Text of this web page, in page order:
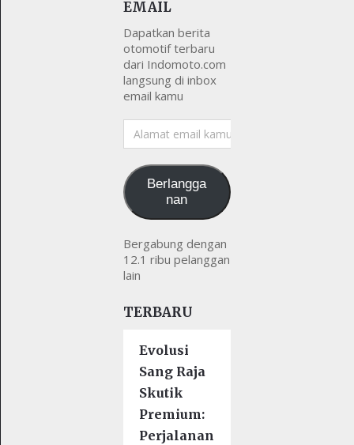
EMAIL
Dapatkan berita
otomotif terbaru
dari Indomoto.com
langsung di inbox
email kamu
Alamat
email
Berlangga
nan
Bergabung dengan
12.1 ribu pelanggan
lain
TERBARU
Evolusi
Sang Raja
Skutik
Premium:
Perjalanan